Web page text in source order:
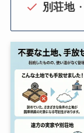
別荘地 ・